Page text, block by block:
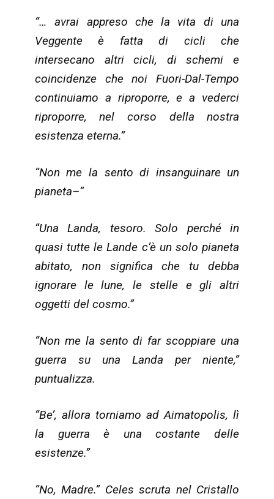
“… avrai appreso che la vita di una
Veggente è fatta di cicli che
intersecano altri cicli, di schemi e
coincidenze che noi Fuori-Dal-Tempo
continuiamo a riproporre, e a vederci
riproporre, nel corso della nostra
esistenza eterna.”
“Non me la sento di insanguinare un
pianeta–“
“Una Landa, tesoro. Solo perché in
quasi tutte le Lande c’è un solo pianeta
abitato, non significa che tu debba
ignorare le lune, le stelle e gli altri
oggetti del cosmo.”
“Non me la sento di far scoppiare una
guerra su una Landa per niente,”
puntualizza.
“Be’, allora torniamo ad Aimatopolis, lì
la guerra è una costante delle
esistenze.”
“No, Madre.” Celes scruta nel Cristallo